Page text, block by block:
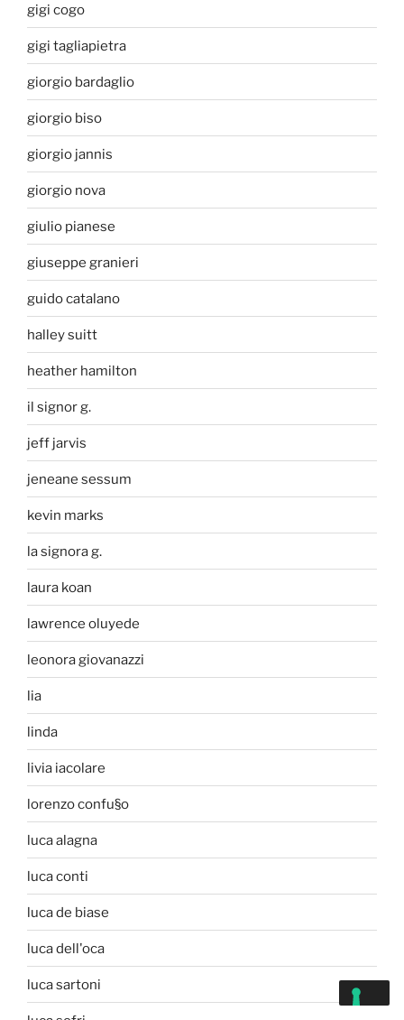
gigi cogo
gigi tagliapietra
giorgio bardaglio
giorgio biso
giorgio jannis
giorgio nova
giulio pianese
giuseppe granieri
guido catalano
halley suitt
heather hamilton
il signor g.
jeff jarvis
jeneane sessum
kevin marks
la signora g.
laura koan
lawrence oluyede
leonora giovanazzi
lia
linda
livia iacolare
lorenzo confu§o
luca alagna
luca conti
luca de biase
luca dell'oca
luca sartoni